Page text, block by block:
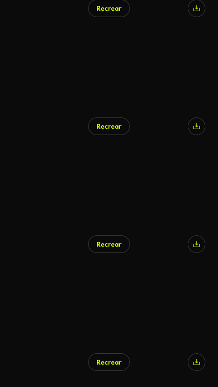
Recrear
Recrear
Recrear
Recrear